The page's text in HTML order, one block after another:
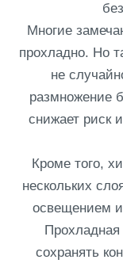
Многие
прохладно. Но
не
размножение
снижает риск
Кроме того,
нескольких
освещением и
сохранять